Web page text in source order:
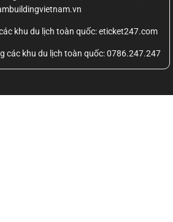
khu du lịch toàn quốc: eticket247.com
các khu du lịch toàn quốc: 0786.247.247